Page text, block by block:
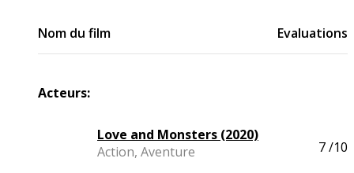
Nom du film Evaluations
Acteurs:
Love and Monsters (2020)
Action, Aventure
7/10